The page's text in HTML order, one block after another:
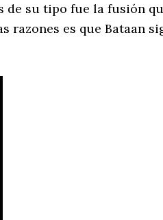
de su tipo fue la fusión
razones es que Bataan